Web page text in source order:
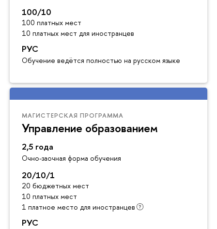
100/10
100 платных мест
10 платных мест для иностранцев
РУС
Обучение ведётся полностью на русском языке
МАГИСТЕРСКАЯ ПРОГРАММА
Управление образованием
2,5 года
Очно-заочная форма обучения
20/10/1
20 бюджетных мест
10 платных мест
1 платное место для иностранцев
РУС